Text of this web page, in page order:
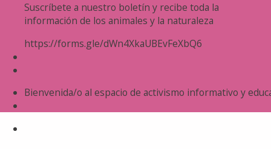
Suscríbete a nuestro boletín y recibe toda la
información de los animales y la naturaleza
https://forms.gle/dWn4XkaUBEvFeXbQ6
Bienvenida/o al espacio de activismo informativo y